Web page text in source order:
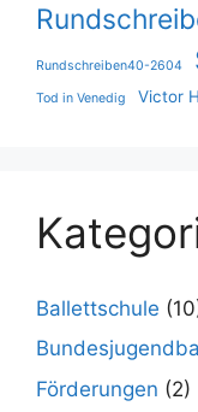
Rundschreiben40-2604
Tod in Venedig Victor
Ballettschule
Förderungen (2)